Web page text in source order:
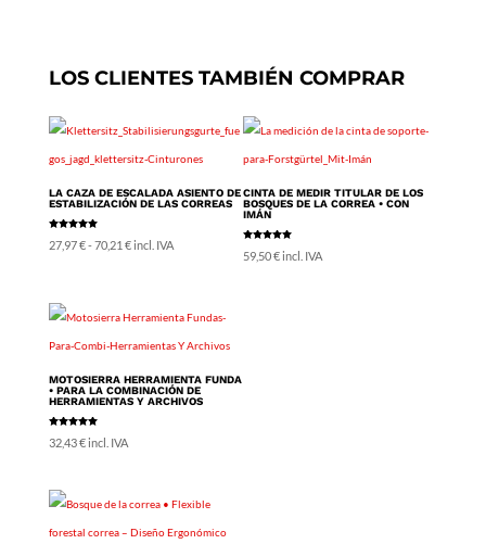
LOS CLIENTES TAMBIÉN COMPRAR
LA CAZA DE ESCALADA ASIENTO DE
ESTABILIZACIÓN DE LAS CORREAS
5.00
de 5
27,97€-70,21 €Rango
hasta
incl. IVA
CINTA DE MEDIR TITULAR DE LOS
BOSQUES DE LA CORREA • CON
IMÁN
5.00
de 5
59,50€incl. IVA
MOTOSIERRA HERRAMIENTA FUNDA
• PARA LA COMBINACIÓN DE
HERRAMIENTAS Y ARCHIVOS
5.00
de 5
32,43€incl. IVA